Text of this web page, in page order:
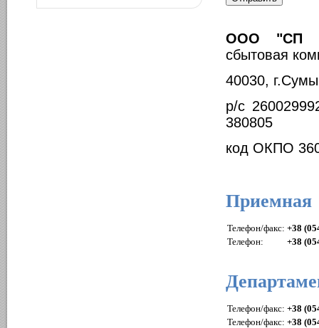
ООО "СП
сбытовая
40030,
р/с
380805
код ОКПО
Приемная
Телефон/факс: +38
Телефон:
+38
Телефон/факс: +38
Телефон/факс: +38